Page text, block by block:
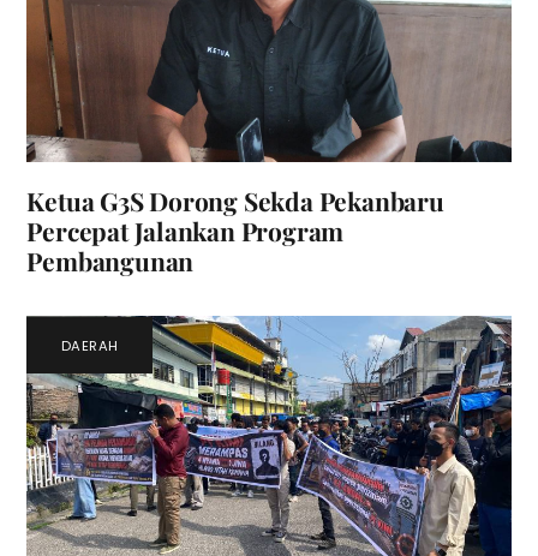
Ketua G3S Dorong Sekda Pekanbaru
Percepat Jalankan Program
Pembangunan
DAERAH